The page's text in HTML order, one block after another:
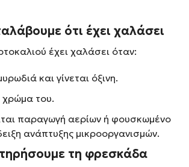
ότι έχει χαλάσει
έχει χαλάσει όταν:
και γίνεται όξινη.
χρώμα του.
παραγωγή αερίων ή φουσκωμένο
ανάπτυξης μικροοργανισμών.
τη φρεσκάδα